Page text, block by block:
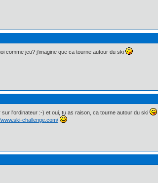
comme jeu? j'imagine que ca tourne autour du ski
l'ordinateur :-) et oui, tu as raison, ca tourne autour du ski
challenge.com/